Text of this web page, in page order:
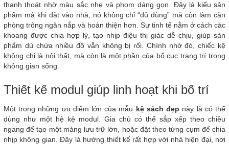
thanh thoát nhờ màu sắc nhẹ và phom dáng gọn. Đây là kiểu sản
phẩm mà khi đặt vào nhà, nó không chỉ “đủ dùng” mà còn làm căn
phòng trông ngăn nắp và hoàn thiện hơn. Sự tinh tế nằm ở cách các
khoang được chia hợp lý, tạo nhịp điệu thị giác dễ chịu, giúp sản
phẩm dù chứa nhiều đồ vẫn không bị rối. Chính nhờ đó, chiếc kệ
không chỉ là nội thất, mà còn là một phần của bố cục trang trí trong
không gian sống.
Thiết kế modul giúp linh hoạt khi bố trí
Một trong những ưu điểm lớn của mẫu kệ sách đẹp này là có thể
dùng như một hệ kệ modul. Gia chủ có thể sắp xếp theo chiều
ngang để tạo một mảng lưu trữ lớn, hoặc đặt theo từng cụm để chia
nhịp không gian. Đây là hướng thiết kế rất hợp với nhà hiện đại, nơi